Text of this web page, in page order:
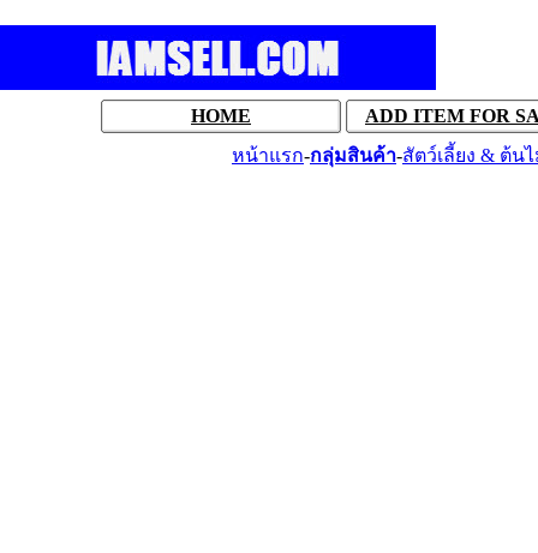
HOME
ADD ITEM FOR
หน้าแรก-กลุ่มสินค้า-สัตว์เลี้ยง & ต้น